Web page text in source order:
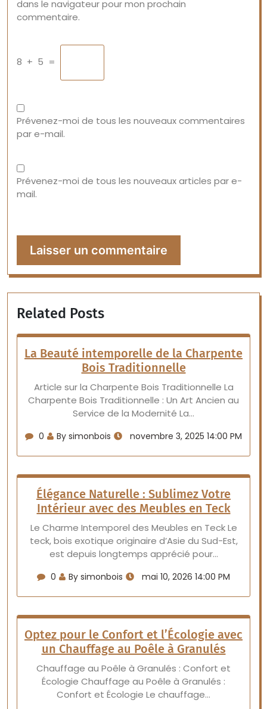
dans le navigateur pour mon prochain
commentaire.
8 + 5 =
Prévenez-moi de tous les nouveaux commentaires
par e-mail.
Prévenez-moi de tous les nouveaux articles par e-
mail.
Related Posts
La Beauté intemporelle de la Charpente
Bois Traditionnelle
Article sur la Charpente Bois Traditionnelle La
Charpente Bois Traditionnelle : Un Art Ancien au
Service de la Modernité La…
0 By simonbois novembre 3, 2025 14:00 PM
Élégance Naturelle : Sublimez Votre
Intérieur avec des Meubles en Teck
Le Charme Intemporel des Meubles en Teck Le
teck, bois exotique originaire d’Asie du Sud-Est,
est depuis longtemps apprécié pour…
0 By simonbois mai 10, 2026 14:00 PM
Optez pour le Confort et l’Écologie avec
un Chauffage au Poêle à Granulés
Chauffage au Poêle à Granulés : Confort et
Écologie Chauffage au Poêle à Granulés :
Confort et Écologie Le chauffage…